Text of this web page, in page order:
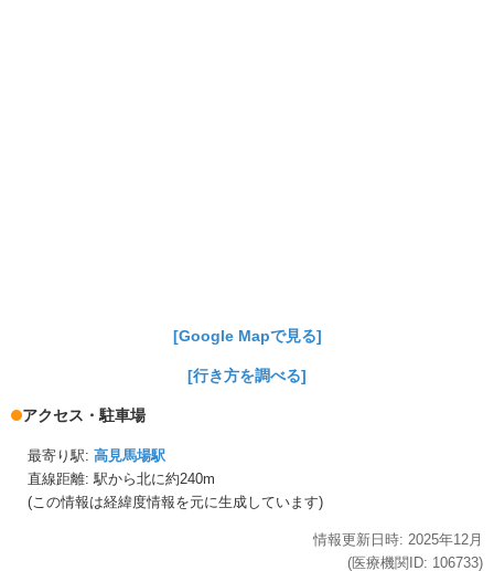
[Google Mapで見る]
[行き方を調べる]
アクセス・駐車場
最寄り駅: 高見馬場駅
直線距離: 駅から北に約240m
(この情報は経緯度情報を元に生成しています)
情報更新日時: 2025年12月
(医療機関ID: 106733)